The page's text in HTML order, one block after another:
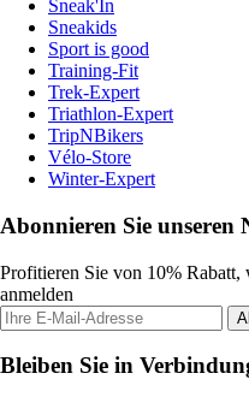
Sneak'In
Sneakids
Sport is good
Training-Fit
Trek-Expert
Triathlon-Expert
TripNBikers
Vélo-Store
Winter-Expert
Abonnieren Sie unseren
Profitieren Sie von 10% Rabatt,
anmelden
Bleiben Sie in